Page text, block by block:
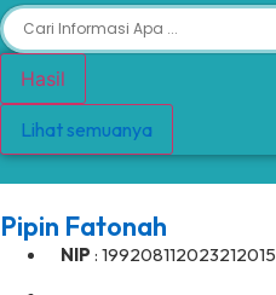
Search
...
Hasil
Lihat semuanya
Pipin Fatonah
NIP : 199208112023212015